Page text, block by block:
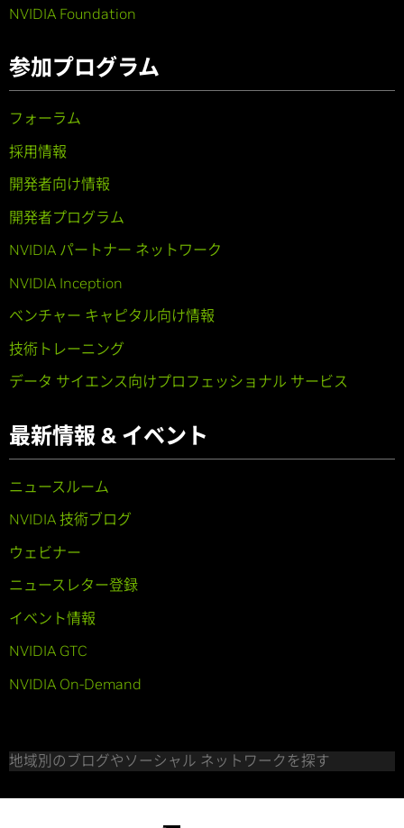
NVIDIA Foundation
参加プログラム
フォーラム
採用情報
開発者向け情報
開発者プログラム
NVIDIA パートナー ネットワーク
NVIDIA Inception
ベンチャー キャピタル向け情報
技術トレーニング
データ サイエンス向けプロフェッショナル サービス
最新情報 & イベント
ニュースルーム
NVIDIA 技術ブログ
ウェビナー
ニュースレター登録
イベント情報
NVIDIA GTC
NVIDIA On-Demand
地域別のブログやソーシャル ネットワークを探す